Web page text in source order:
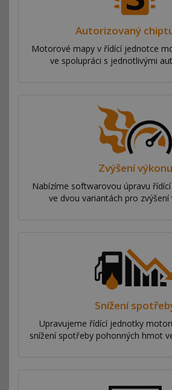
Autorizovaný
Motorové mapy v řídící jednotce
ve spolupráci s jednotlivými
Zvýšení výkonu
Nabízíme softwarovou úpravu
ve dvou variantách pro zvýšení
Snížení
Upravujeme řídící jednotky
snížení spotřeby pohonných hmot